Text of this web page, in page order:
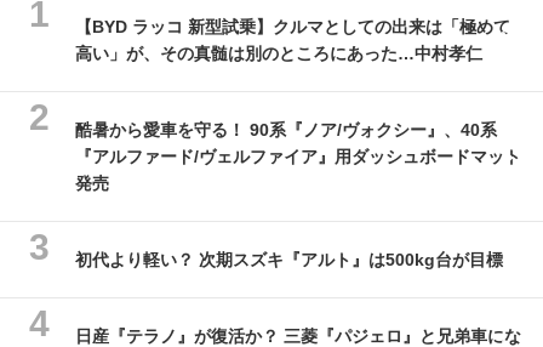
【BYD ラッコ 新型試乗】クルマとしての出来は「極めて
高い」が、その真髄は別のところにあった…中村孝仁
酷暑から愛車を守る！ 90系『ノア/ヴォクシー』、40系
『アルファード/ヴェルファイア』用ダッシュボードマット
発売
初代より軽い？ 次期スズキ『アルト』は500kg台が目標
日産『テラノ』が復活か？ 三菱『パジェロ』と兄弟車にな